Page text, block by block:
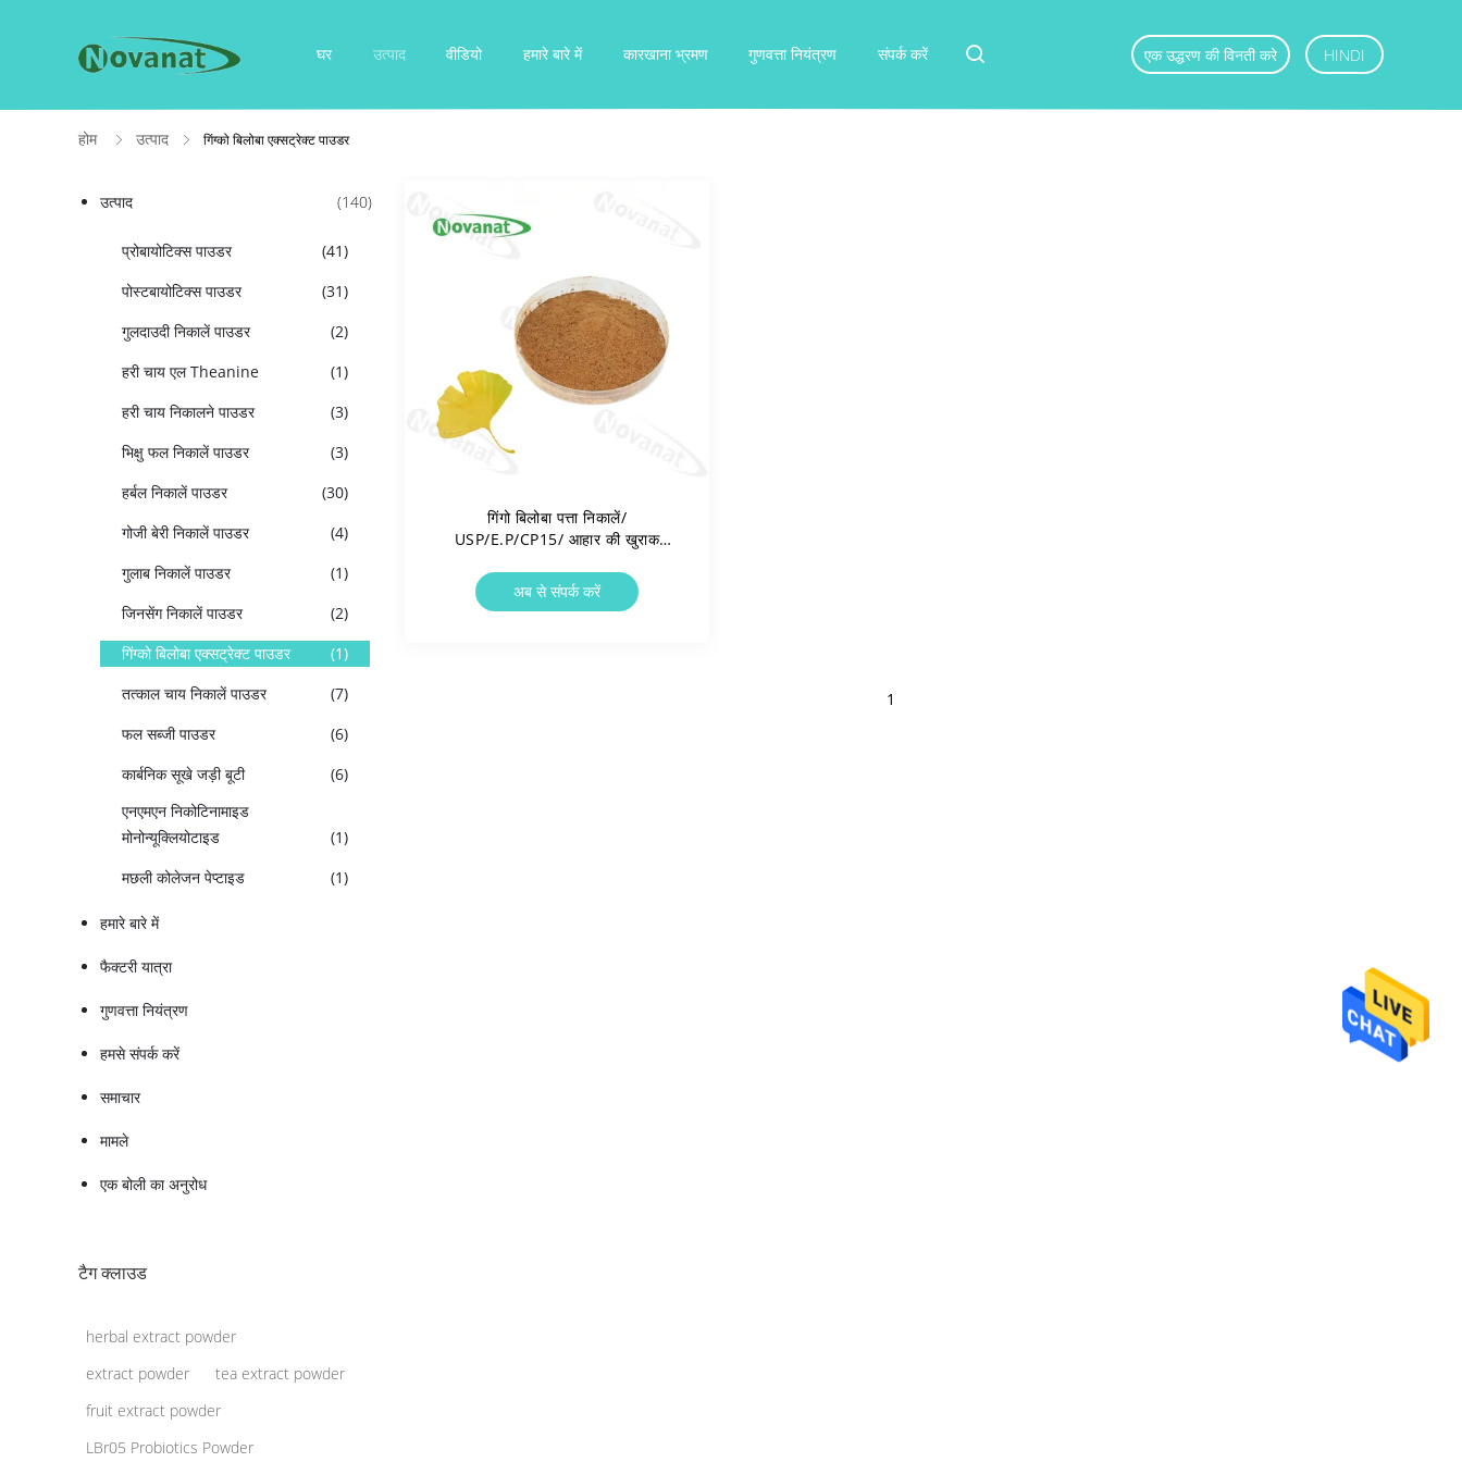
घर उत्पाद वीडियो हमारे बारे में कारखाना भ्रमण गुणवत्ता नियंत्रण संपर्क करें एक उद्धरण की विनती करे HINDI
होम उत्पाद गिंग्को बिलोबा एक्सट्रेक्ट पाउडर
उत्पाद (140)
प्रोबायोटिक्स पाउडर
(41)
पोस्टबायोटिक्स पाउडर
(31)
गुलदाउदी निकालें पाउडर
(2)
हरी चाय एल Theanine
(1)
हरी चाय निकालने पाउडर
(3)
भिक्षु फल निकालें पाउडर
(3)
हर्बल निकालें पाउडर
(30)
गोजी बेरी निकालें पाउडर
(4)
गुलाब निकालें पाउडर
(1)
जिनसेंग निकालें पाउडर
(2)
गिंग्को बिलोबा एक्सट्रेक्ट पाउडर
(1)
तत्काल चाय निकालें पाउडर
(7)
फल सब्जी पाउडर
(6)
कार्बनिक सूखे जड़ी बूटी
(6)
एनएमएन निकोटिनामाइड
मोनोन्यूक्लियोटाइड
(1)
मछली कोलेजन पेप्टाइड
(1)
हमारे बारे में
फैक्टरी यात्रा
गुणवत्ता नियंत्रण
हमसे संपर्क करें
समाचार
मामले
एक बोली का अनुरोध
टैग क्लाउड
herbal extract powder
extract powder
tea extract powder
fruit extract powder
LBr05 Probiotics Powder
गिंगो बिलोबा पत्ता निकालें/
USP/E.P/CP15/ आहार की खुराक
अब से संपर्क करें
1